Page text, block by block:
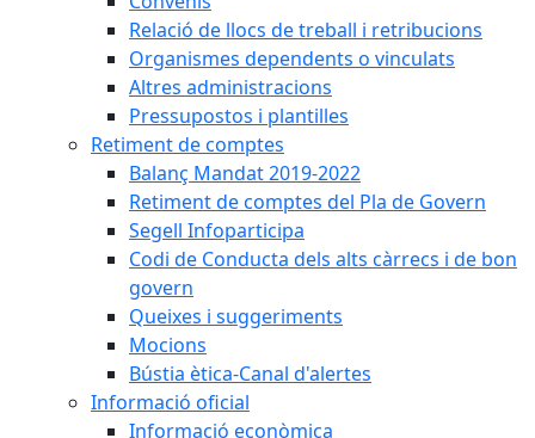
Relació de llocs de treball i retribucions
Organismes dependents o vinculats
Altres administracions
Pressupostos i plantilles
Retiment de comptes
Balanç Mandat 2019-2022
Retiment de comptes del Pla de Govern
Segell Infoparticipa
Codi de Conducta dels alts càrrecs i de bon
govern
Queixes i suggeriments
Mocions
Bústia ètica-Canal d'alertes
Informació oficial
Informació econòmica